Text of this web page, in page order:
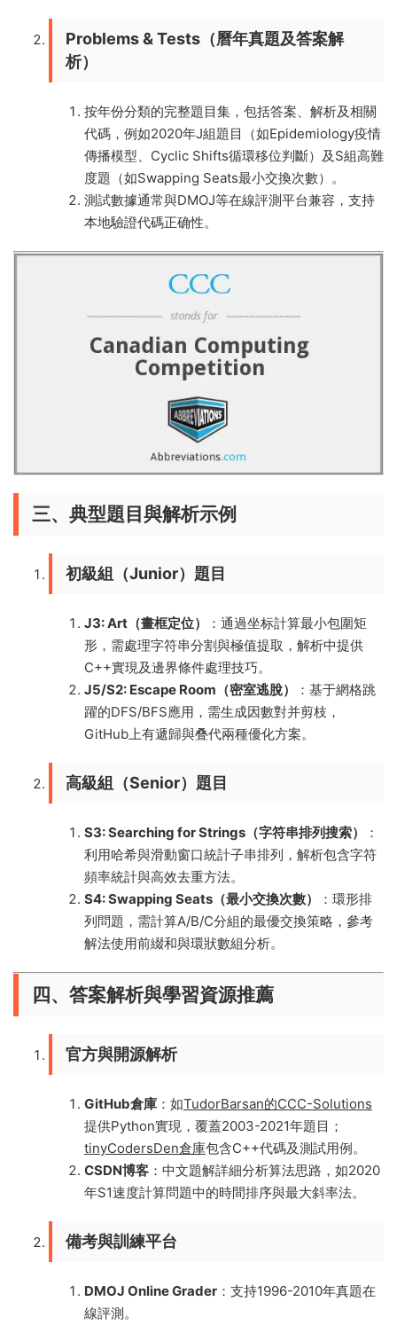
Problems & Tests（曆年真題及答案解
析）
按年份分類的完整題目集，包括答案、解析及相關
代碼，例如2020年J組題目（如Epidemiology疫情
傳播模型、Cyclic Shifts循環移位判斷）及S組高難
度題（如Swapping Seats最小交換次數）。
測試數據通常與DMOJ等在線評測平台兼容，支持
本地驗證代碼正确性。
三、典型題目與解析示例
初級組（Junior）題目
J3: Art（畫框定位）
：通過坐标計算最小包圍矩
形，需處理字符串分割與極值提取，解析中提供
C++實現及邊界條件處理技巧。
J5/S2: Escape Room（密室逃脫）
：基于網格跳
躍的DFS/BFS應用，需生成因數對并剪枝，
GitHub上有遞歸與叠代兩種優化方案。
高級組（Senior）題目
S3: Searching for Strings（字符串排列搜索）
：
利用哈希與滑動窗口統計子串排列，解析包含字符
頻率統計與高效去重方法。
S4: Swapping Seats（最小交換次數）
：環形排
列問題，需計算A/B/C分組的最優交換策略，參考
解法使用前綴和與環狀數組分析。
四、答案解析與學習資源推薦
官方與開源解析
GitHub倉庫 ：如TudorBarsan的CCC-Solutions
提供Python實現，覆蓋2003-2021年題目；
tinyCodersDen倉庫包含C++代碼及測試用例。
CSDN博客 ：中文題解詳細分析算法思路，如2020
年S1速度計算問題中的時間排序與最大斜率法。
備考與訓練平台
DMOJ Online Grader ：支持1996-2010年真題在
線評測。